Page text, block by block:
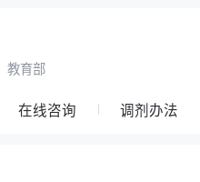
教育部
在线咨询 调剂办法